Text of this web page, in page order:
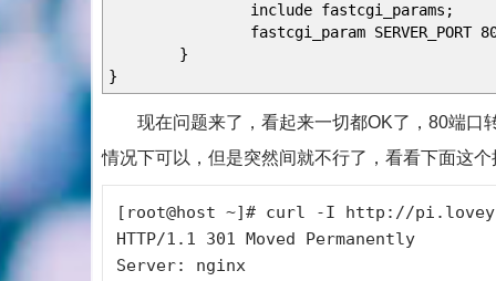
include fastcgi_params;
fastcgi_param SERVER_PORT
}
}
现在问题来了，看起来一切都OK了，80端口
情况下可以，但是突然间就不行了，看看下面这个
[root@host ~]# curl -I http://
HTTP/1.1 301 Moved Permanently
Server: nginx